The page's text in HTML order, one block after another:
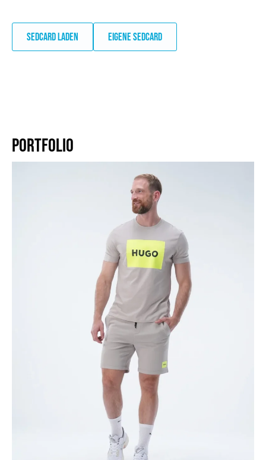
SEDCARD LADEN EIGENE SEDCARD
PORTFOLIO